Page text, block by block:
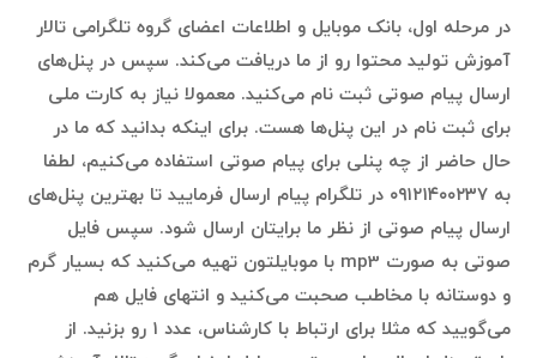
در مرحله اول، بانک موبایل و اطلاعات اعضای گروه تلگرامی تالار
آموزش تولید محتوا رو از ما دریافت می‌کند. سپس در پنل‌های
ارسال پیام صوتی ثبت نام می‌کنید. معمولا نیاز به کارت ملی
برای ثبت نام در این پنل‌ها هست. برای اینکه بدانید که ما در
حال حاضر از چه پنلی برای پیام صوتی استفاده می‌کنیم، لطفا
به ۰۹۱۲۱۴۰۰۲۳۷ در تلگرام پیام ارسال فرمایید تا بهترین پنل‌های
ارسال پیام صوتی از نظر ما برایتان ارسال شود. سپس فایل
صوتی به صورت mp3 با موبایلتون تهیه می‌کنید که بسیار گرم
و دوستانه با مخاطب صحبت می‌کنید و انتهای فایل هم
می‌گویید که مثلا برای ارتباط با کارشناس، عدد ۱ رو بزنید. از